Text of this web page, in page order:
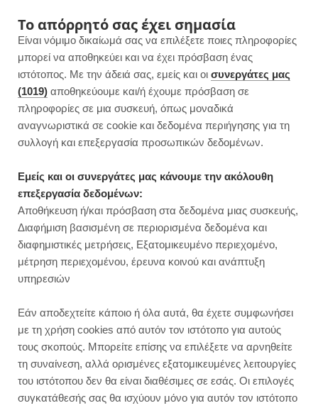
a
c
e
b
o
k
n
s
t
a
a
m
i
n
t
e
s
t
o
u
T
u
TAG
SMOOTHIE ΓΙΑ ΑΝΟΣΟΠΟΙΗΤΙΚΌ
Εύκολο smoothie για ενίσχυση
του ανοσοποιητικού
Το απόρρητό σας έχει σημασία
Είναι νόμιμο δικαίωμά σας να επιλέξετε ποιες πληροφορίες
μπορεί να αποθηκεύει και να έχει πρόσβαση ένας
ιστότοπος. Με την άδειά σας, εμείς και οι συνεργάτες μας
(1019) αποθηκεύουμε και/ή έχουμε πρόσβαση σε
πληροφορίες σε μια συσκευή, όπως μοναδικά
αναγνωριστικά σε cookie και δεδομένα περιήγησης για τη
συλλογή και επεξεργασία προσωπικών δεδομένων.
Εμείς και οι συνεργάτες μας κάνουμε την ακόλουθη
επεξεργασία δεδομένων:
Αποθήκευση ή/και πρόσβαση στα δεδομένα μιας συσκευής,
Διαφήμιση βασισμένη σε περιορισμένα δεδομένα και
διαφημιστικές μετρήσεις, Εξατομικευμένο περιεχομένο,
μέτρηση περιεχομένου, έρευνα κοινού και ανάπτυξη
υπηρεσιών
Εάν αποδεχτείτε κάποιο ή όλα αυτά, θα έχετε συμφωνήσει
με τη χρήση cookies από αυτόν τον ιστότοπο για αυτούς
τους σκοπούς. Μπορείτε επίσης να επιλέξετε να αρνηθείτε
τη συναίνεση, αλλά ορισμένες εξατομικευμένες λειτουργίες
του ιστότοπου δεν θα είναι διαθέσιμες σε εσάς. Οι επιλογές
συγκατάθεσής σας θα ισχύουν μόνο για αυτόν τον ιστότοπο